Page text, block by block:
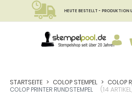
HEUTE BESTELLT - PRODUKTION
STARTSEITE COLOP STEMPEL
COLOP
COLOP PRINTER RUNDSTEMPEL
(14